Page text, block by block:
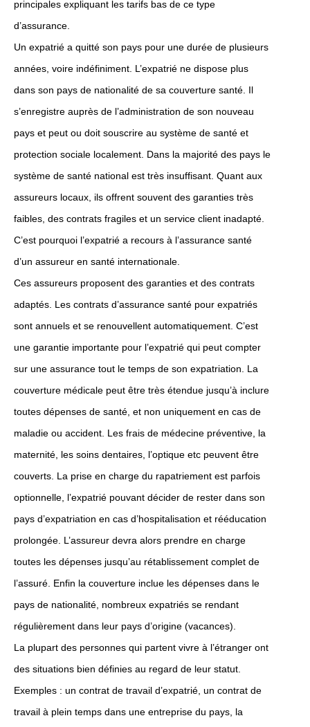
principales expliquant les tarifs bas de ce type
d’assurance.
Un expatrié a quitté son pays pour une durée de plusieurs
années, voire indéfiniment. L’expatrié ne dispose plus
dans son pays de nationalité de sa couverture santé. Il
s’enregistre auprès de l’administration de son nouveau
pays et peut ou doit souscrire au système de santé et
protection sociale localement. Dans la majorité des pays le
système de santé national est très insuffisant. Quant aux
assureurs locaux, ils offrent souvent des garanties très
faibles, des contrats fragiles et un service client inadapté.
C’est pourquoi l’expatrié a recours à l’assurance santé
d’un assureur en santé internationale.
Ces assureurs proposent des garanties et des contrats
adaptés. Les contrats d’assurance santé pour expatriés
sont annuels et se renouvellent automatiquement. C’est
une garantie importante pour l’expatrié qui peut compter
sur une assurance tout le temps de son expatriation. La
couverture médicale peut être très étendue jusqu’à inclure
toutes dépenses de santé, et non uniquement en cas de
maladie ou accident. Les frais de médecine préventive, la
maternité, les soins dentaires, l’optique etc peuvent être
couverts. La prise en charge du rapatriement est parfois
optionnelle, l’expatrié pouvant décider de rester dans son
pays d’expatriation en cas d’hospitalisation et rééducation
prolongée. L’assureur devra alors prendre en charge
toutes les dépenses jusqu’au rétablissement complet de
l’assuré. Enfin la couverture inclue les dépenses dans le
pays de nationalité, nombreux expatriés se rendant
régulièrement dans leur pays d’origine (vacances).
La plupart des personnes qui partent vivre à l’étranger ont
des situations bien définies au regard de leur statut.
Exemples : un contrat de travail d’expatrié, un contrat de
travail à plein temps dans une entreprise du pays, la